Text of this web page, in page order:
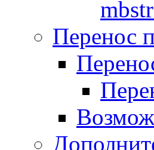
Перенос